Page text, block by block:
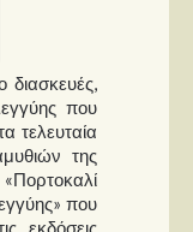
που
τελευταία
της
που
εκδόσεις